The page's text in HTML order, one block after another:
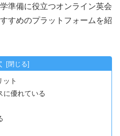
準備に役立つオンライン英会
すめのプラットフォームを紹
ット
に優れている